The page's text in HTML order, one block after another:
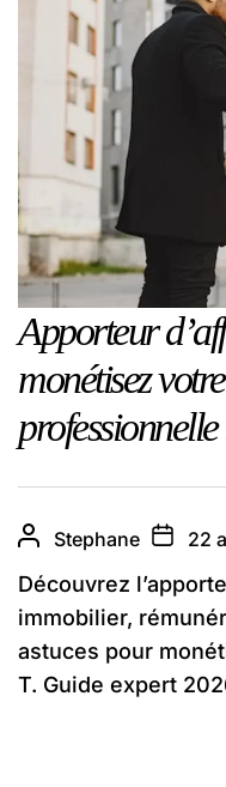
Apporteur
monétisez
Stephane 22
Découvrez
immobilier,
astuces pour
T. Guide expert